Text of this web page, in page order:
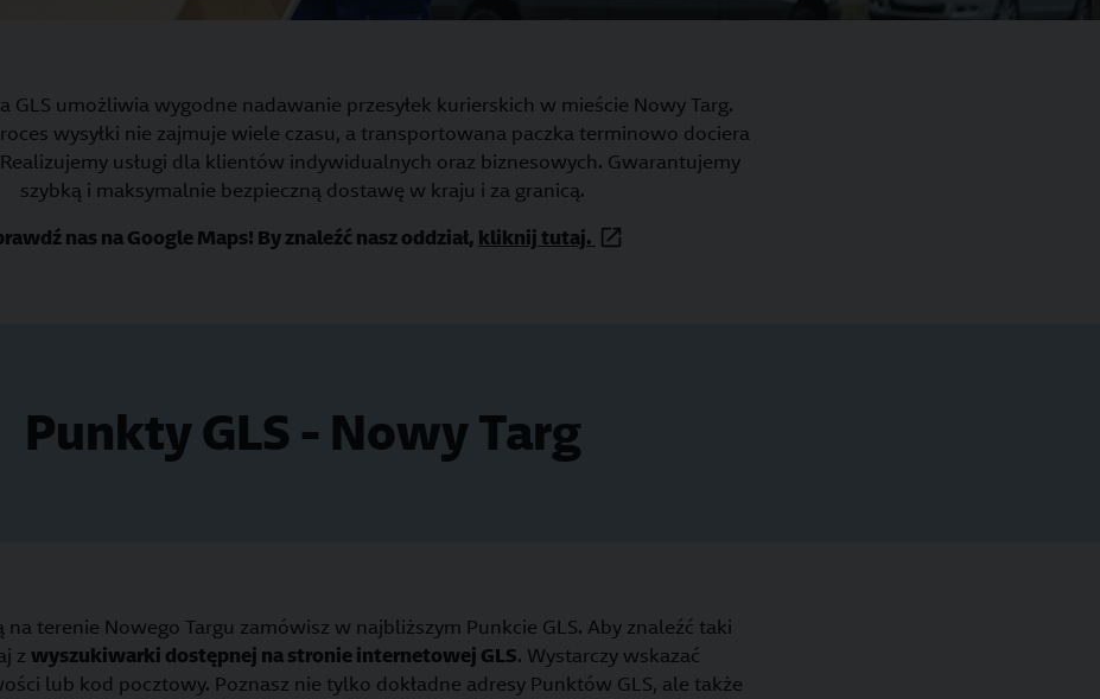
GLS umożliwia wygodne nadawanie przesyłek kurierskich w mieście Nowy Targ.
wysyłki nie zajmuje wiele czasu, a transportowana paczka terminowo dociera
usługi dla klientów indywidualnych oraz biznesowych. Gwarantujemy
szybką i maksymalnie bezpieczną dostawę w kraju i za granicą.
nas na Google Maps! By znaleźć nasz oddział, kliknij tutaj.
Punkty GLS - Nowy Targ
na terenie Nowego Targu zamówisz w najbliższym Punkcie GLS. Aby znaleźć taki
z wyszukiwarki dostępnej na stronie internetowej GLS. Wystarczy wskazać
lub kod pocztowy. Poznasz nie tylko dokładne adresy Punktów GLS, ale także